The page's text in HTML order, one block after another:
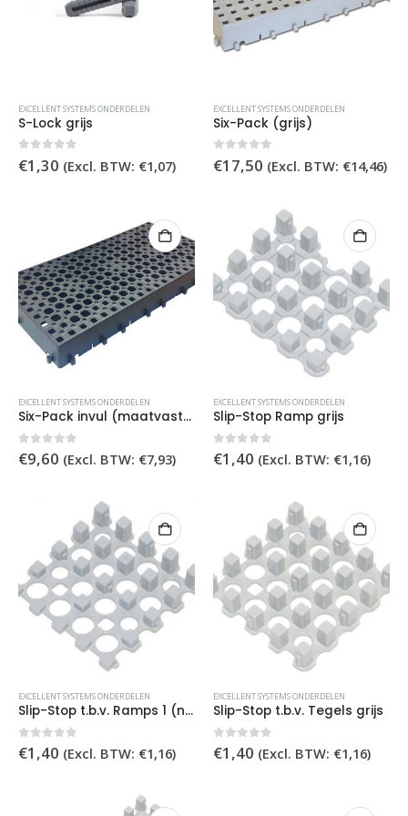
EXCELLENT SYSTEMS ONDERDELEN
S-Lock grijs
0out of 5
€1,30 (Excl. BTW: €1,07)
EXCELLENT SYSTEMS ONDERDELEN
Six-Pack (grijs)
0out of 5
€17,50 (Excl. BTW: €14,46)
EXCELLENT SYSTEMS ONDERDELEN
Six-Pack invul (maatvast) zwart
0out of 5
€9,60 (Excl. BTW: €7,93)
EXCELLENT SYSTEMS ONDERDELEN
Slip-Stop Ramp grijs
0out of 5
€1,40 (Excl. BTW: €1,16)
EXCELLENT SYSTEMS ONDERDELEN
Slip-Stop t.b.v. Ramps 1 (nieuw) grijs
0out of 5
€1,40 (Excl. BTW: €1,16)
EXCELLENT SYSTEMS ONDERDELEN
Slip-Stop t.b.v. Tegels grijs
0out of 5
€1,40 (Excl. BTW: €1,16)